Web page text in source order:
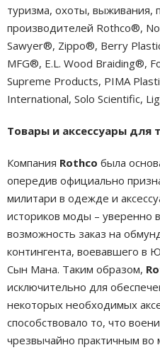
туризма, охоты, выживания,
производителей Rothco®,
Sawyer®, Zippo®, Berry
MFG®, E.L. Wood Braiding®,
Supreme Products, PIMA
International, Solo Scientific,
Товары и аксессуары для
Компания Rothco была
опередив официально
милитари в одежде и
историков моды – уверенно
возможность заказ на
контингента, воевавшего
Сын Мана. Таким образом,
исключительно для
некоторых необходимых
способствовало то, что
чрезвычайно практичным во